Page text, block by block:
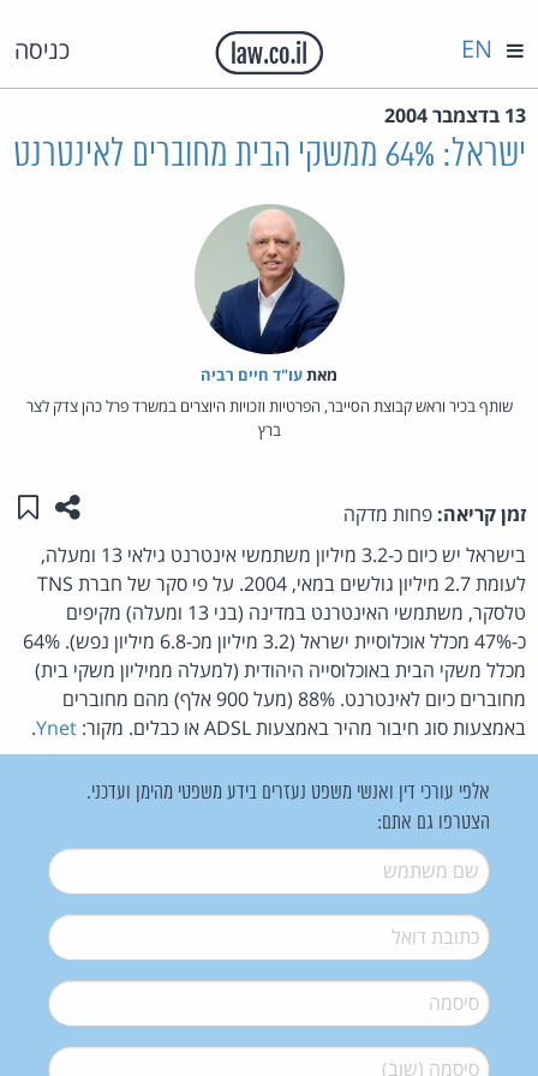
כניסה EN
13 בדצמבר 2004
ישראל: 64% ממשקי הבית מחוברים לאינטרנט
מאת‏עו"ד חיים רביה
שותף בכיר וראש קבוצת הסייבר, הפרטיות וזכויות היוצרים במשרד פרל כהן צדק לצר
ברץ
זמן קריאה: פחות מדקה שתפו
בישראל יש כיום כ-3.2 מיליון משתמשי אינטרנט גילאי 13 ומעלה,
לעומת 2.7 מיליון גולשים במאי, 2004. על פי סקר של חברת TNS
טלסקר, משתמשי האינטרנט במדינה (בני 13 ומעלה) מקיפים
כ-47% מכלל אוכלוסיית ישראל (3.2 מיליון מכ-6.8 מיליון נפש). 64%
מכלל משקי הבית באוכלוסייה היהודית (למעלה ממיליון משקי בית)
מחוברים כיום לאינטרנט. 88% (מעל 900 אלף) מהם מחוברים
באמצעות סוג חיבור מהיר באמצעות ADSL או כבלים. מקור:
Ynet
.
אלפי עורכי דין ואנשי משפט נעזרים בידע משפטי מהימן ועדכני.
הצטרפו גם אתם:
שם משתמש*
דואל*
סיסמה*
סיסמה (שוב)*